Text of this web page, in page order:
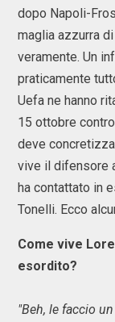
dopo Napoli-
maglia azzurra
veramente. Un
praticamente
Uefa ne hanno
15 ottobre
deve
vive il difensore
ha contattato in
Tonelli. Ecco
Come vive
esordito?
"Beh, le faccio